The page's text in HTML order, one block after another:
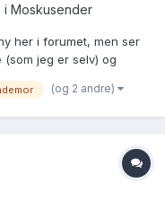
i Moskusender
her i forumet, men ser
jeg er selv) og
med det rett etter at
(og 2 andre)